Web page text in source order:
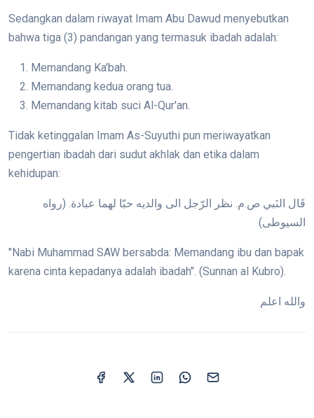
Sedangkan dalam riwayat Imam Abu Dawud menyebutkan
bahwa tiga (3) pandangan yang termasuk ibadah adalah:
Memandang Ka'bah.
Memandang kedua orang tua.
Memandang kitab suci Al-Qur'an.
Tidak ketinggalan Imam As-Suyuthi pun meriwayatkan
pengertian ibadah dari sudut akhlak dan etika dalam
kehidupan:
قَال النَبي ص.م. نظر الرّجل الى والديه حبّا لهما عبادة. (رواه
السيوطى)
"Nabi Muhammad SAW bersabda: Memandang ibu dan bapak
karena cinta kepadanya adalah ibadah". (Sunnan al Kubro).
والله اعلم